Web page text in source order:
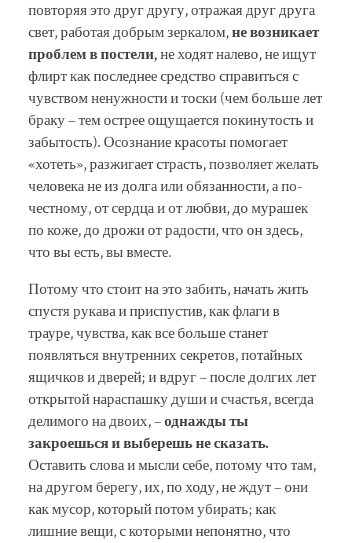
повторяя это друг другу, отражая друг друга
свет, работая добрым зеркалом,не возникает
проблем в постели,не ходят налево, не ищут
флирт как последнее средство справиться с
чувством ненужности и тоски (чем больше лет
браку – тем острее ощущается покинутость и
забытость). Осознание красоты помогает
«хотеть», разжигает страсть, позволяет желать
человека не из долга или обязанности, а по-
честному, от сердца и от любви, до мурашек
по коже, до дрожи от радости, что он здесь,
что вы есть, вы вместе.
Потому что стоит на это забить, начать жить
спустя рукава и приспустив, как флаги в
трауре, чувства, как все больше станет
появляться внутренних секретов, потайных
ящичков и дверей; и вдруг – после долгих лет
открытой нараспашку души и счастья, всегда
делимого на двоих, –однажды ты
закроешься и выберешь не сказать.
Оставить слова и мысли себе, потому что там,
на другом берегу, их, по ходу, не ждут – они
как мусор, который потом убирать; как
лишние вещи, с которыми непонятно, что